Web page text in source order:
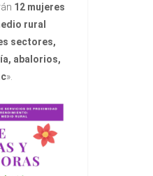
12 mujeres
rural
sectores,
abalorios,
».